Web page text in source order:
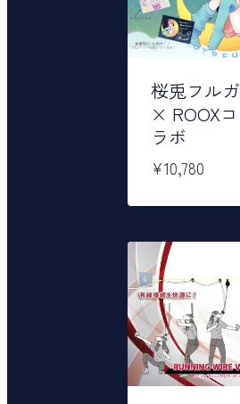
桜兎フルガ
× ROOXコ
ラボ
¥10,780